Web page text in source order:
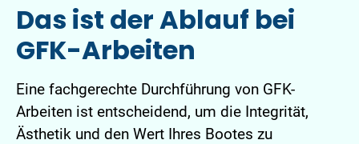
Das ist der Ablauf bei
GFK-Arbeiten
Eine fachgerechte Durchführung von GFK-
Arbeiten ist entscheidend, um die Integrität,
Ästhetik und den Wert Ihres Bootes zu